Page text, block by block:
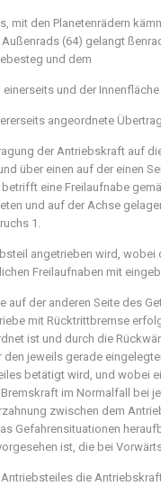
mit den Planetenrädern
(64) gelangt
und dem
und der
angeordnete
der Antriebskraft auf
über einen auf der einen
betrifft eine Freilaufnabe
und auf der Achse
1.
angetrieben wird, wobei
Freilaufnaben mit
auf der anderen Seite des
mit Rücktrittbremse
ist und durch die
den jeweils gerade
betätigt wird, und wobei
im Normalfall bei
zwischen dem
Gefahrensituationen
ist, die bei
die